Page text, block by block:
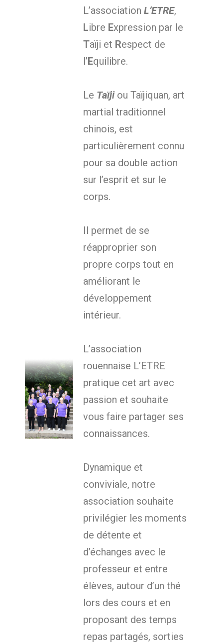
L’associationL’ETRE,
Libre Expression par le
Taïji et Respect de
l’Equilibre.
Le Taïjiou Taïjiquan, art
martial traditionnel
chinois, est
particulièrement connu
pour sa double action
sur l’esprit et sur le
corps.
Il permet de se
réapproprier son
propre corps tout en
améliorant le
développement
intérieur.
L’association
rouennaise L’ETRE
pratique cet art avec
passion et souhaite
vous faire partager ses
connaissances.
Dynamique et
conviviale, notre
association souhaite
privilégier les moments
de détente et
d’échanges avec le
professeur et entre
élèves, autour d’un thé
lors des cours et en
proposant des temps
repas partagés, sorties